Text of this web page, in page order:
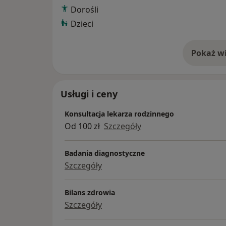
Dorośli
Dzieci
Pokażo
Usługi i ceny
Konsultacja lekarza rodzinnego
Od 100 zł Szczegóły
Badania diagnostyczne
Szczegóły
Bilans zdrowia
Szczegóły